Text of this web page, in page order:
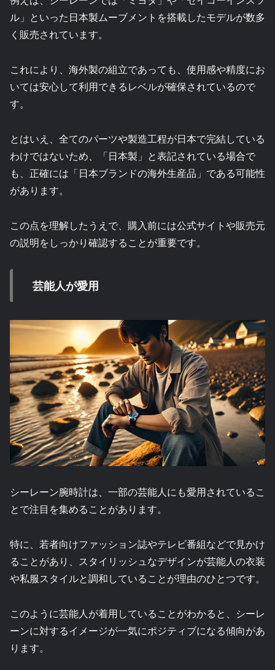
ル」といった日本製ムーブメントを搭載したモデルが数多
く販売されています。
これにより、海外製の組立であっても、使用感や精度にお
いては安心して利用できるレベルが確保されているので
す。
とはいえ、全てのパーツや製造工程が日本で完結している
わけではないため、「日本製」と表記されている場合で
も、正確には「日本ブランドの海外生産品」である可能性
があります。
この点を理解したうえで、購入前には公式サイトや販売元
の説明をしっかり確認することが重要です。
芸能人が愛用
シーレーン腕時計は、一部の芸能人にも愛用されているこ
とで注目を集めることがあります。
特に、若者向けファッション誌やテレビ番組などで見かけ
ることがあり、スタイリッシュなデザインが芸能人の衣装
や私服スタイルと調和していることが理由のひとつです。
このように芸能人が着用していることがわかると、シーレ
ーンに対するイメージが一気にポジティブになる傾向があ
ります。